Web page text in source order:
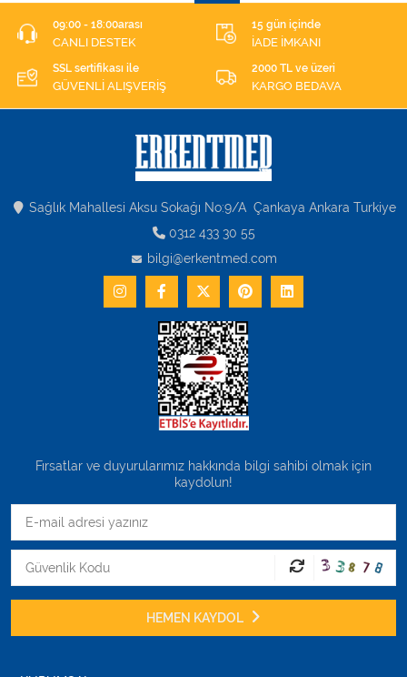
09:00 - 18:00arası
CANLI DESTEK
15 gün içinde
İADE İMKANI
SSL sertifikası ile
GÜVENLİ ALIŞVERİŞ
2000 TL ve üzeri
KARGO BEDAVA
Sağlık Mahallesi Aksu Sokağı No:9/A Çankaya Ankara Turkiye
0312 433 30 55
bilgi@erkentmed.com
Fırsatlar ve duyurularımız hakkında bilgi sahibi olmak için
kaydolun!
HEMEN KAYDOL